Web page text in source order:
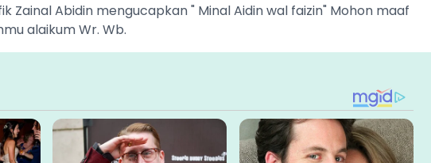
Zainal Abidin mengucapkan " Minal Aidin wal faizin" Mohon maaf
alaikum Wr. Wb.